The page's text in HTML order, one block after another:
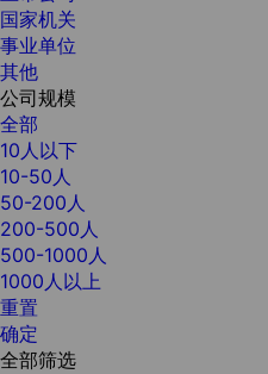
国家机关
事业单位
其他
公司规模
全部
10人以下
10-50人
50-200人
200-500人
500-1000人
1000人以上
重置
确定
全部筛选